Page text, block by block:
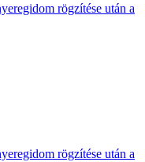
rögzítése után a
rögzítése után a